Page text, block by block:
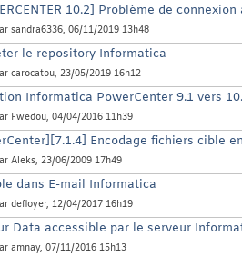
10.2] Problème de
sandra6336, 06/11/2019 13h48
le repository Informatica
carocatou, 23/05/2019 16h12
Informatica PowerCenter 9.1 vers
Fwedou, 04/04/2016 11h39
Encodage fichiers cible
Aleks, 23/06/2009 17h49
dans E-mail Informatica
defloyer, 12/04/2017 16h19
Data accessible par le serveur
amnay, 07/11/2016 15h13